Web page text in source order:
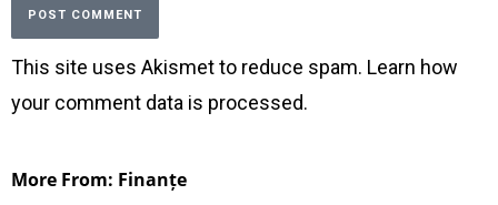
This site uses Akismet to reduce spam. Learn how
your comment data is processed.
More From: Finanțe